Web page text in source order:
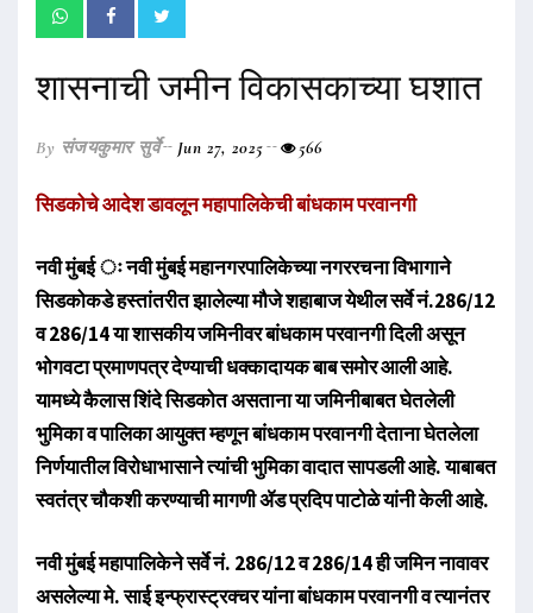
शासनाची जमीन विकासकाच्या घशात
By संजयकुमार सुर्वे Jun 27, 2025 566
सिडकोचे आदेश डावलून महापालिकेची बांधकाम परवानगी
नवी मुंबई ः नवी मुंबई महानगरपालिकेच्या नगररचना विभागाने
सिडकोकडे हस्तांतरीत झालेल्या मौजे शहाबाज येथील सर्वे नं.286/12
व 286/14 या शासकीय जमिनीवर बांधकाम परवानगी दिली असून
भोगवटा प्रमाणपत्र देण्याची धक्कादायक बाब समोर आली आहे.
यामध्ये कैलास शिंदे सिडकोत असताना या जमिनीबाबत घेतलेली
भुमिका व पालिका आयुक्त म्हणून बांधकाम परवानगी देताना घेतलेला
निर्णयातील विरोधाभासाने त्यांची भुमिका वादात सापडली आहे. याबाबत
स्वतंत्र चौकशी करण्याची मागणी ॲड प्रदिप पाटोळे यांनी केली आहे.
नवी मुंबई महापालिकेने सर्वे नं. 286/12 व 286/14 ही जमिन नावावर
असलेल्या मे. साई इन्फ्रास्ट्रक्चर यांना बांधकाम परवानगी व त्यानंतर